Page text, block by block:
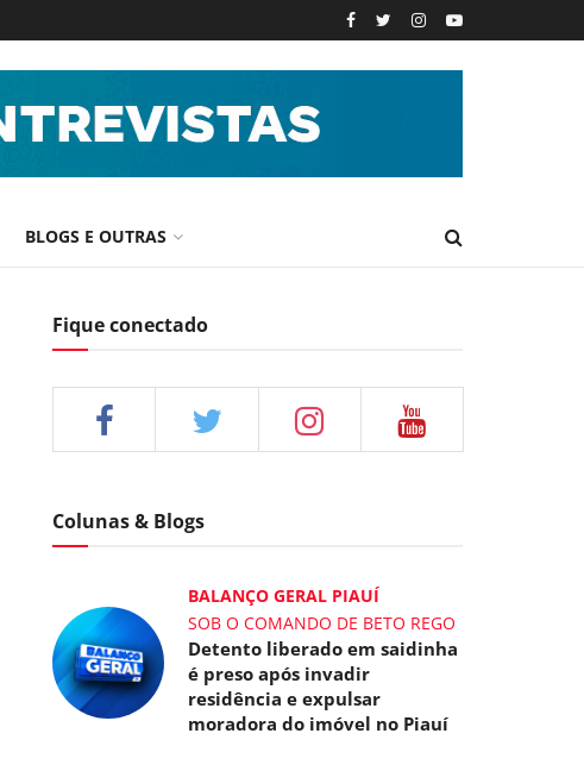
BLOGS E OUTRAS
Fique conectado
Colunas & Blogs
BALANÇO GERAL PIAUÍ
SOB O COMANDO DE BETO REGO
Detento liberado em saidinha
é preso após invadir
residência e expulsar
moradora do imóvel no Piauí